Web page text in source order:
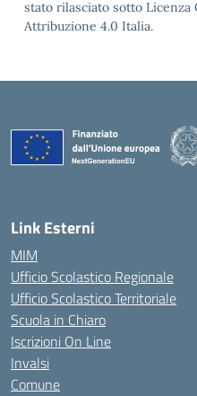
stato rilasciato sotto Licenza
Attribuzione 4.0 Italia.
Link Esterni
MIM
Ufficio Scolastico Regionale
Ufficio Scolastico Territoriale
Scuola in Chiaro
Iscrizioni On Line
Invalsi
Comune